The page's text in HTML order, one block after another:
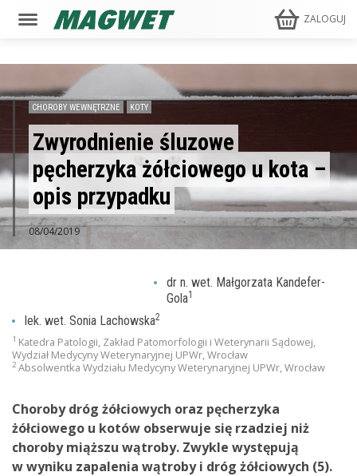
ZALOGUJ
CHOROBY WEWNĘTRZNE KOTY
Zwyrodnienie śluzowe
pęcherzyka żółciowego u kota –
opis przypadku
08/04/2019
dr n. wet. Małgorzata Kandefer-
Gola1
lek. wet. Sonia Lachowska2
1 Katedra Patologii, Zakład Patomorfologii i Weterynarii Sądowej,
Wydział Medycyny Weterynaryjnej UPWr, Wrocław
2 Absolwentka Wydziału Medycyny Weterynaryjnej UPWr, Wrocław
Choroby dróg żółciowych oraz pęcherzyka
żółciowego u kotów obserwuje się rzadziej niż
choroby miąższu wątroby. Zwykle występują
w wyniku zapalenia wątroby i dróg żółciowych (5).